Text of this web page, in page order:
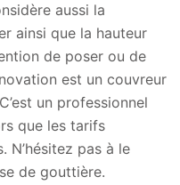
aussi la
ainsi que la hauteur
de poser ou de
est un couvreur
un professionnel
que les tarifs
N’hésitez pas à le
de gouttière.